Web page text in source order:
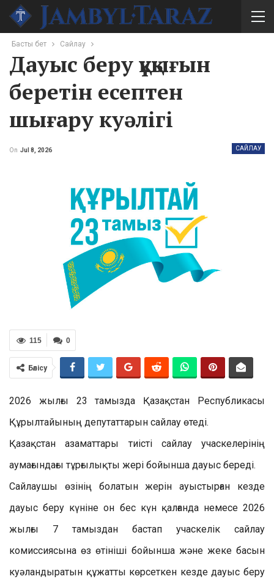
Басты бет Сайлау
Дауыс беру құқығын
беретін есептен
шығару куәлігі
САЙЛАУ
On Jul 8, 2026
0
115
Бөлісу
2026 жылғы 23 тамызда Қазақстан Республикасы
Құрылтайының депутаттарын сайлау өтеді.
Қазақстан азаматтары тиісті сайлау учаскелерінің
аумағындағы тұрғылықты жері бойынша дауыс береді.
Сайлаушы өзінің болатын жерін ауыстырған кезде
дауыс беру күніне он бес күн қалғанда немесе 2026
жылғы 7 тамыздан бастап учаскелiк сайлау
комиссиясына өз өтініші бойынша және жеке басын
куәландыратын құжатты көрсеткен кезде дауыс беру